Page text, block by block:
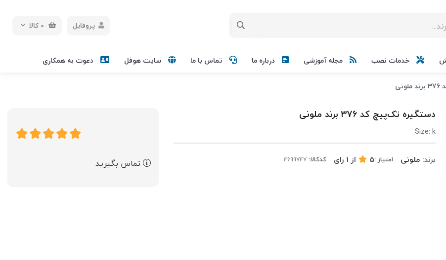
0 کالا پروفایل
خدمات نصب مجله آموزشی درباره ما تماس با ما سایت هوفل دعوت به همکاری
دستگیره تک‌پیچ کد 376 برند ملونی
Size: k
برند: ملونی امتیاز :5 از 1 رای کدکالا: تماس بگیرید